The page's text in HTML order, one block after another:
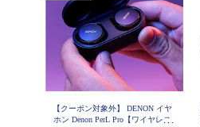
【クーポン対象外】 DENON イヤ
ホン Denon PerL Pro【ワイヤレス